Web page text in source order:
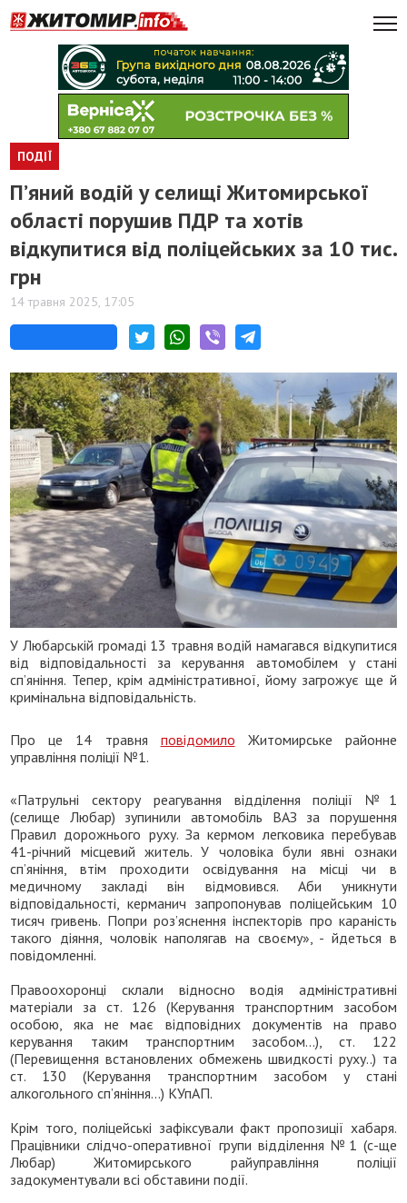
ПОДІЇ
П’яний водій у селищі Житомирської
області порушив ПДР та хотів
відкупитися від поліцейських за 10 тис.
грн
14 травня 2025, 17:05
У Любарській громаді 13 травня водій намагався відкупитися
від відповідальності за керування автомобілем у стані
сп’яніння. Тепер, крім адміністративної, йому загрожує ще й
кримінальна відповідальність.
Про це 14 травня повідомило Житомирське районне
управління поліції №1.
«Патрульні сектору реагування відділення поліції №1
(селище Любар) зупинили автомобіль ВАЗ за порушення
Правил дорожнього руху. За кермом легковика перебував
41-річний місцевий житель. У чоловіка були явні ознаки
сп’яніння, втім проходити освідування на місці чи в
медичному закладі він відмовився. Аби уникнути
відповідальності, керманич запропонував поліцейським 10
тисяч гривень. Попри роз’яснення інспекторів про караність
такого діяння, чоловік наполягав на своєму», - йдеться в
повідомленні.
Правоохоронці склали відносно водія адміністративні
матеріали за ст. 126 (Керування транспортним засобом
особою, яка не має відповідних документів на право
керування таким транспортним засобом…), ст. 122
(Перевищення встановлених обмежень швидкості руху..) та
ст. 130 (Керування транспортним засобом у стані
алкогольного сп’яніння…) КУпАП.
Крім того, поліцейські зафіксували факт пропозиції хабаря.
Працівники слідчо-оперативної групи відділення №1 (с-ще
Любар) Житомирського райуправління поліції
задокументували всі обставини події.